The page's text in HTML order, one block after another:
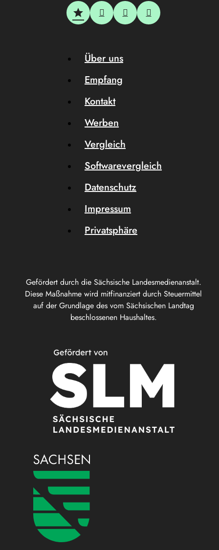
Gefördert durch die Sächsische Landesmedienanstalt.
Diese Maßnahme wird mitfinanziert durch Steuermittel
auf der Grundlage des vom Sächsischen Landtag
beschlossenen Haushaltes.
Über uns
Empfang
Kontakt
Werben
Vergleich
Softwarevergleich
Datenschutz
Impressum
Privatsphäre